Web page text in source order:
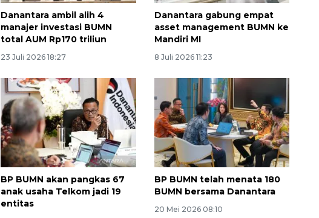
Danantara ambil alih 4
manajer investasi BUMN
total AUM Rp170 triliun
23 Juli 2026 18:27
Danantara gabung empat
asset management BUMN ke
Mandiri MI
8 Juli 2026 11:23
BP BUMN akan pangkas 67
anak usaha Telkom jadi 19
entitas
BP BUMN telah menata 180
BUMN bersama Danantara
20 Mei 2026 08:10